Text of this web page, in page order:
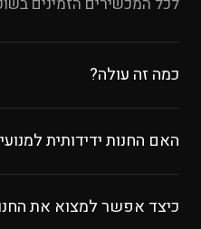
כמה זה עולה?
לאחר מכן, עלות המנוי היא
האם החנות ידידותית
החיפוש, אם לא היא ממש
כיצד אפשר למצוא את